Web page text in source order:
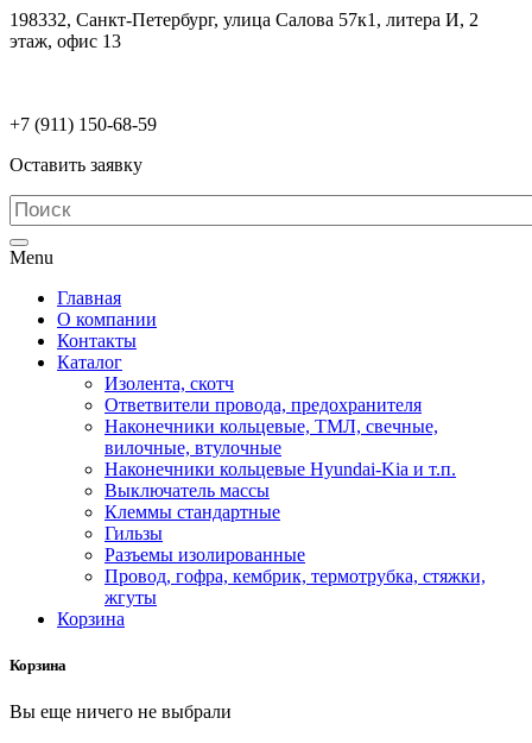
198332, Санкт-Петербург, улица Салова 57к1, литера И, 2
этаж, офис 13
+7 (911) 150-68-59
Оставить заявку
Menu
Главная
О компании
Контакты
Каталог
Изолента, скотч
Ответвители провода, предохранителя
Наконечники кольцевые, ТМЛ, свечные,
вилочные, втулочные
Наконечники кольцевые Hyundai-Kia и т.п.
Выключатель массы
Клеммы стандартные
Гильзы
Разъемы изолированные
Провод, гофра, кембрик, термотрубка, стяжки,
жгуты
Корзина
Корзина
Вы еще ничего не выбрали